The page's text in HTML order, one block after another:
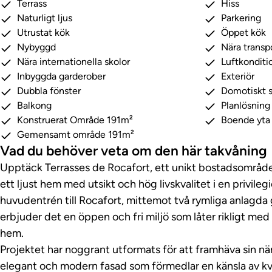
Terrass
Hiss
Naturligt ljus
Parkering
Utrustat kök
Öppet kök
Nybyggd
Nära
Nära internationella skolor
Inbyggda garderober
Exteriör
Dubbla fönster
Domotiskt
Balkong
Planlösning
Konstruerat Område 191m²
Boende yta
Gemensamt område 191m²
Vad du behöver veta om den här takvåning
Upptäck Terrasses de Rocafort, ett unikt
ett ljust hem med utsikt och hög livskvalitet i en
huvudentrén till Rocafort, mittemot två rymliga anlagda
erbjuder det en öppen och fri miljö som låter rikligt
hem.
Projektet har noggrant utformats för att framhäva sin
elegant och modern fasad som förmedlar en känsla av